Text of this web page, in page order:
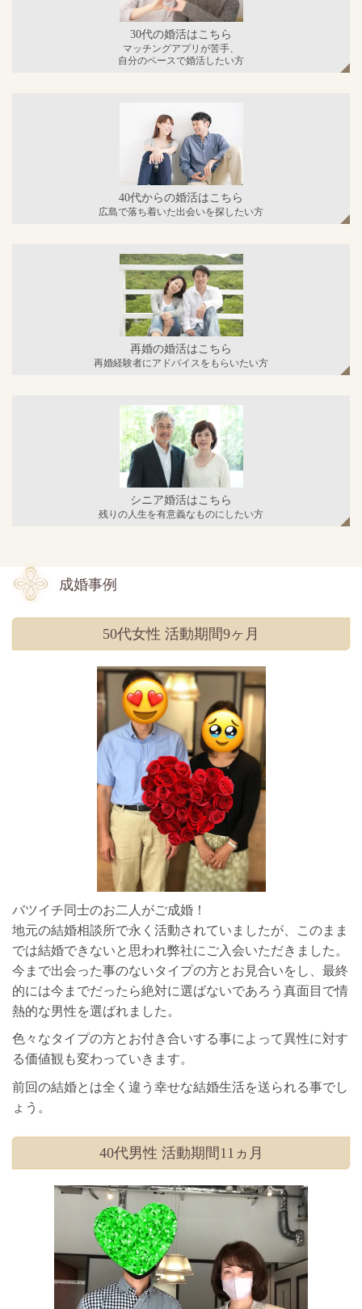
30代の婚活はこちら
マッチングアプリが苦手、
自分のペースで婚活したい方
40代からの婚活はこちら
広島で落ち着いた出会いを探したい方
再婚の婚活はこちら
再婚経験者にアドバイスをもらいたい方
シニア婚活はこちら
残りの人生を有意義なものにしたい方
成婚事例
50代女性 活動期間9ヶ月
バツイチ同士のお二人がご成婚！
地元の結婚相談所で永く活動されていましたが、このまま
では結婚できないと思われ弊社にご入会いただきました。
今まで出会った事のないタイプの方とお見合いをし、最終
的には今までだったら絶対に選ばないであろう真面目で情
熱的な男性を選ばれました。
色々なタイプの方とお付き合いする事によって異性に対す
る価値観も変わっていきます。
前回の結婚とは全く違う幸せな結婚生活を送られる事でし
ょう。
40代男性 活動期間11ヵ月